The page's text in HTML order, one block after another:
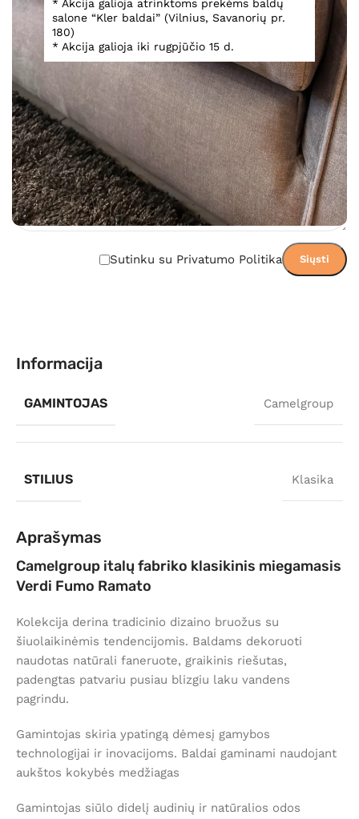
* Akcija galioja atrinktoms prekėms baldų
salone “Kler baldai” (Vilnius, Savanorių pr.
180)
* Akcija galioja iki rugpjūčio 15 d.
Teirautis
Įsiminti
Teirautis dėl prekės
Sutinku su Privatumo Politika
Informacija
GAMINTOJAS Camelgroup
STILIUS Klasika
Aprašymas
Camelgroup italų fabriko klasikinis miegamasis
Verdi Fumo Ramato
Kolekcija derina tradicinio dizaino bruožus su
šiuolaikinėmis tendencijomis. Baldams dekoruoti
naudotas natūrali faneruote, graikinis riešutas,
padengtas patvariu pusiau blizgiu laku vandens
pagrindu.
Gamintojas skiria ypatingą dėmesį gamybos
technologijai ir inovacijoms. Baldai gaminami naudojant
aukštos kokybės medžiagas
Gamintojas siūlo didelį audinių ir natūralios odos